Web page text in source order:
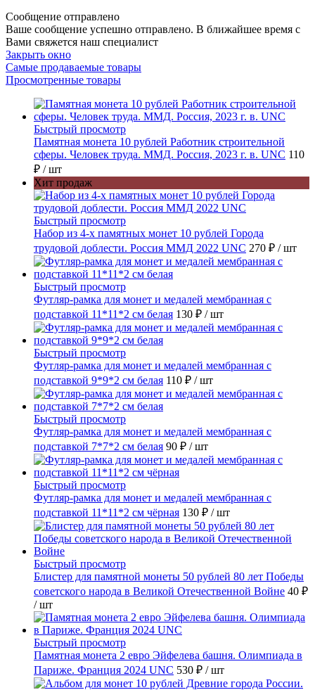
Сообщение отправлено
Ваше сообщение успешно отправлено. В ближайшее время с
Вами свяжется наш специалист
Закрыть окно
Самые продаваемые товары
Просмотренные товары
Быстрый просмотр
Памятная монета 10 рублей Работник строительной
сферы. Человек труда. ММД. Россия, 2023 г. в. UNC 110
₽ / шт
Хит продаж
Быстрый просмотр
Набор из 4-х памятных монет 10 рублей Города
трудовой доблести. Россия ММД 2022 UNC 270 ₽ / шт
Быстрый просмотр
Футляр-рамка для монет и медалей мембранная с
подставкой 11*11*2 см белая 130 ₽ / шт
Быстрый просмотр
Футляр-рамка для монет и медалей мембранная с
подставкой 9*9*2 см белая 110 ₽ / шт
Быстрый просмотр
Футляр-рамка для монет и медалей мембранная с
подставкой 7*7*2 см белая 90 ₽ / шт
Быстрый просмотр
Футляр-рамка для монет и медалей мембранная с
подставкой 11*11*2 см чёрная 130 ₽ / шт
Быстрый просмотр
Блистер для памятной монеты 50 рублей 80 лет Победы
советского народа в Великой Отечественной Войне 40 ₽
/ шт
Быстрый просмотр
Памятная монета 2 евро Эйфелева башня. Олимпиада в
Париже. Франция 2024 UNC 530 ₽ / шт